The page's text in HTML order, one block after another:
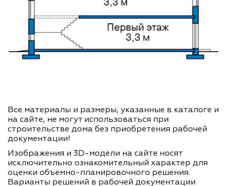
Все материалы и размеры, указанные в каталоге и
на сайте, не могут использоваться при
строительстве дома без приобретения рабочей
документации!
Изображения и 3D-модели на сайте носят
исключительно ознакомительный характер для
оценки объемно-планировочного решения.
Варианты решений в рабочей документации